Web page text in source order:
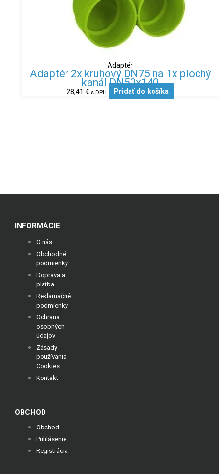
Adaptér
Adaptér 2x kruhový DN75 na 1x plochý
kanál DN50x140
28,41 € s DPH Pridať do košíka
INFORMÁCIE
O nás
Obchodné
podmienky
Doprava a
platba
Reklamačné
podmienky
Ochrana
osobných
údajov
Zásady
používania
Cookies
Kontakt
OBCHOD
Obchod
Prihlásenie
Registrácia